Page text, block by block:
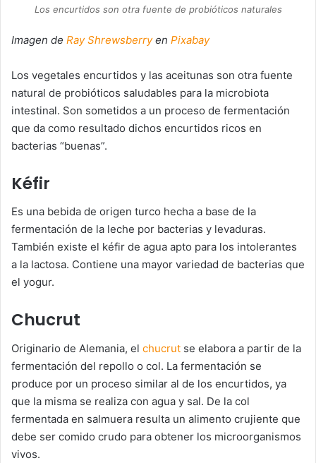
Los encurtidos son otra fuente de probióticos naturales
Imagen de Ray Shrewsberryen Pixabay
Los vegetales encurtidos y las aceitunas son otra fuente
natural de probióticos saludables para la microbiota
intestinal. Son sometidos a un proceso de fermentación
que da como resultado dichos encurtidos ricos en
bacterias “buenas”.
Kéfir
Es una bebida de origen turco hecha a base de la
fermentación de la leche por bacterias y levaduras.
También existe el kéfir de agua apto para los intolerantes
a la lactosa. Contiene una mayor variedad de bacterias que
el yogur.
Chucrut
Originario de Alemania, el chucrut se elabora a partir de la
fermentación del repollo o col. La fermentación se
produce por un proceso similar al de los encurtidos, ya
que la misma se realiza con agua y sal. De la col
fermentada en salmuera resulta un alimento crujiente que
debe ser comido crudo para obtener los microorganismos
vivos.